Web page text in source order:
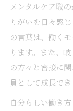
メンタルケア職
りがいを日々感
の言葉は、働く
ります。また、
の方々と密接に
員として成長でき
自分らしい働き